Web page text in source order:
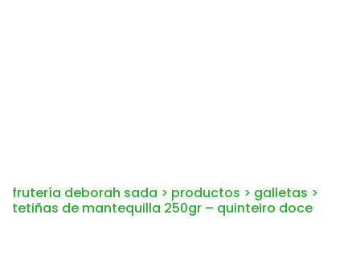
frutería deborah sada > productos > galletas >
tetiñas de mantequilla 250gr – quinteiro doce